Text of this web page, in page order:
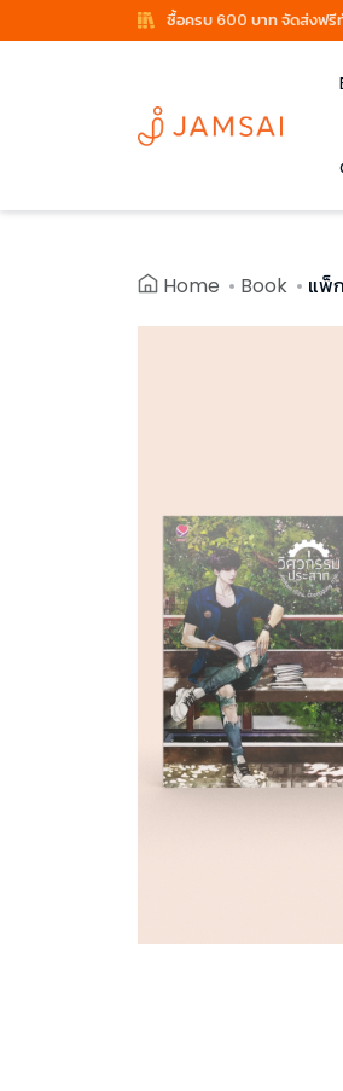
ซื้อครบ 600 บาท จัดส่งฟรี
Home Book แพ็